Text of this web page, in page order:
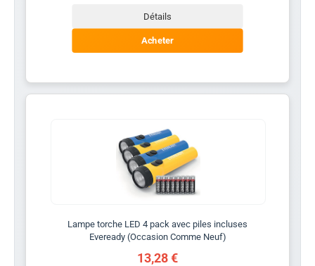
Détails
Acheter
Lampe torche LED 4 pack avec piles incluses
Eveready (Occasion Comme Neuf)
13,28 €